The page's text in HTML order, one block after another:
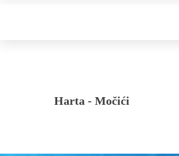
Harta - Močići